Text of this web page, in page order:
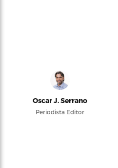
Oscar J. Serrano
Periodista Editor